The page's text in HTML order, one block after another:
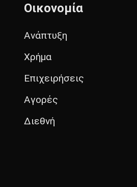
Οικονομία
Ανάπτυξη
Χρήμα
Επιχειρήσεις
Αγορές
Διεθνή